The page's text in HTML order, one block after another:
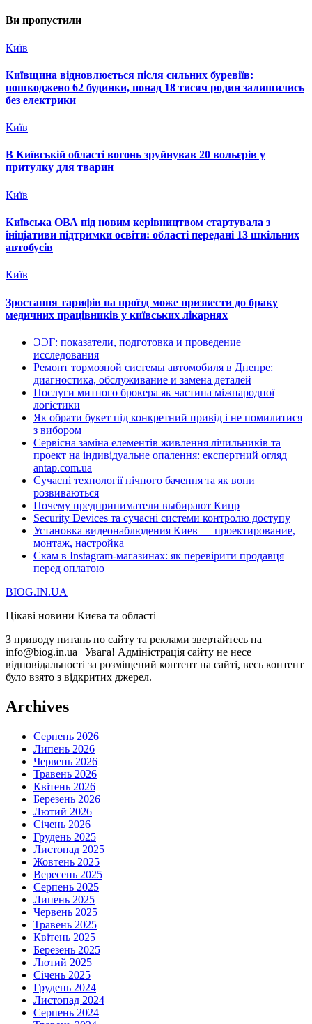
Ви пропустили
Київ
Київщина відновлюється після сильних буревіїв:
пошкоджено 62 будинки, понад 18 тисяч родин залишились
без електрики
Київ
В Київській області вогонь зруйнував 20 вольєрів у
притулку для тварин
Київ
Київська ОВА під новим керівництвом стартувала з
ініціативи підтримки освіти: області передані 13 шкільних
автобусів
Київ
Зростання тарифів на проїзд може призвести до браку
медичних працівників у київських лікарнях
ЭЭГ: показатели, подготовка и проведение
исследования
Ремонт тормозной системы автомобиля в Днепре:
диагностика, обслуживание и замена деталей
Послуги митного брокера як частина міжнародної
логістики
Як обрати букет під конкретний привід і не помилитися
з вибором
Сервісна заміна елементів живлення лічильників та
проект на індивідуальне опалення: експертний огляд
antap.com.ua
Сучасні технології нічного бачення та як вони
розвиваються
Почему предприниматели выбирают Кипр
Security Devices та сучасні системи контролю доступу
Установка видеонаблюдения Киев — проектирование,
монтаж, настройка
Скам в Instagram-магазинах: як перевірити продавця
перед оплатою
BIOG.IN.UA
Цікаві новини Києва та області
З приводу питань по сайту та реклами звертайтесь на
info@biog.in.ua | Увага! Адміністрація сайту не несе
відповідальності за розміщений контент на сайті, весь контент
було взято з відкритих джерел.
Archives
Серпень 2026
Липень 2026
Червень 2026
Травень 2026
Квітень 2026
Березень 2026
Лютий 2026
Січень 2026
Грудень 2025
Листопад 2025
Жовтень 2025
Вересень 2025
Серпень 2025
Липень 2025
Червень 2025
Травень 2025
Квітень 2025
Березень 2025
Лютий 2025
Січень 2025
Грудень 2024
Листопад 2024
Серпень 2024